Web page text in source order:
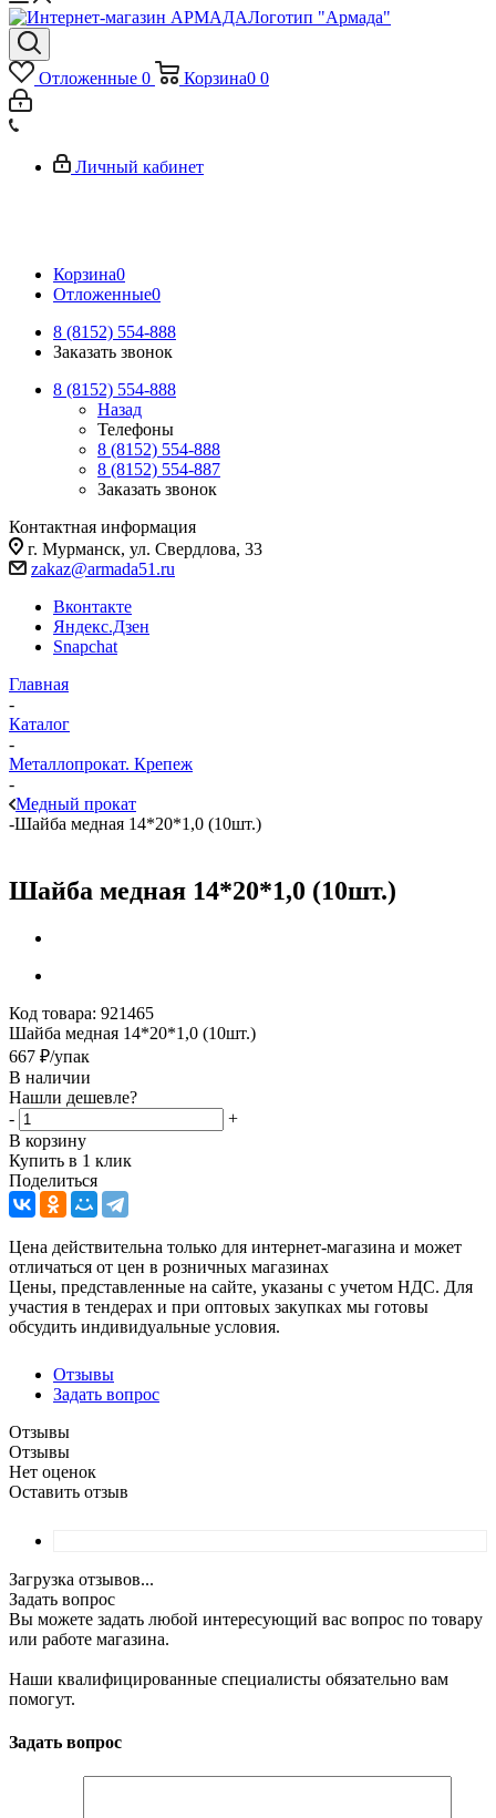
Логотип "Армада"
Отложенные 0 Корзина0 0
Личный кабинет
Корзина0
Отложенные0
8 (8152) 554-888
Заказать звонок
8 (8152) 554-888
Назад
Телефоны
8 (8152) 554-888
8 (8152) 554-887
Заказать звонок
Контактная информация
г. Мурманск, ул. Свердлова, 33
zakaz@armada51.ru
Вконтакте
Яндекс.Дзен
Snapchat
Главная
-
Каталог
-
Металлопрокат. Крепеж
-
Медный прокат
-Шайба медная 14*20*1,0 (10шт.)
Шайба медная 14*20*1,0 (10шт.)
Код товара: 921465
Шайба медная 14*20*1,0 (10шт.)
667 ₽/упак
В наличии
Нашли дешевле?
-
+
В корзину
Купить в 1 клик
Поделиться
Цена действительна только для интернет-магазина и может
отличаться от цен в розничных магазинах
Цены, представленные на сайте, указаны с учетом НДС. Для
участия в тендерах и при оптовых закупках мы готовы
обсудить индивидуальные условия.
Отзывы
Задать вопрос
Отзывы
Отзывы
Нет оценок
Оставить отзыв
Загрузка отзывов...
Задать вопрос
Вы можете задать любой интересующий вас вопрос по товару
или работе магазина.
Наши квалифицированные специалисты обязательно вам
помогут.
Задать вопрос